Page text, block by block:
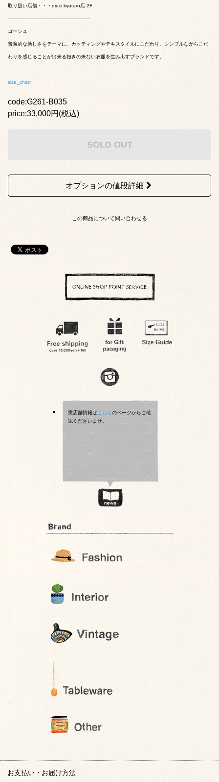
取り扱い店舗・・・dieci kyutaro店 2F
--------------------------------------------------------
ゴーシュ
普遍的な新しさをテーマに、カッティングやテキスタイルにこだわり、シンプルながらこだ
わりを感じることが出来る飽きの来ない衣服を生み出すブランドです。
size_chart
code:G261-B035
price:33,000円(税込)
SOLD OUT
オプションの値段詳細
この商品について問い合わせる
実店舗情報はこちらのページからご確
認くださいませ。
お支払い・お届け方法